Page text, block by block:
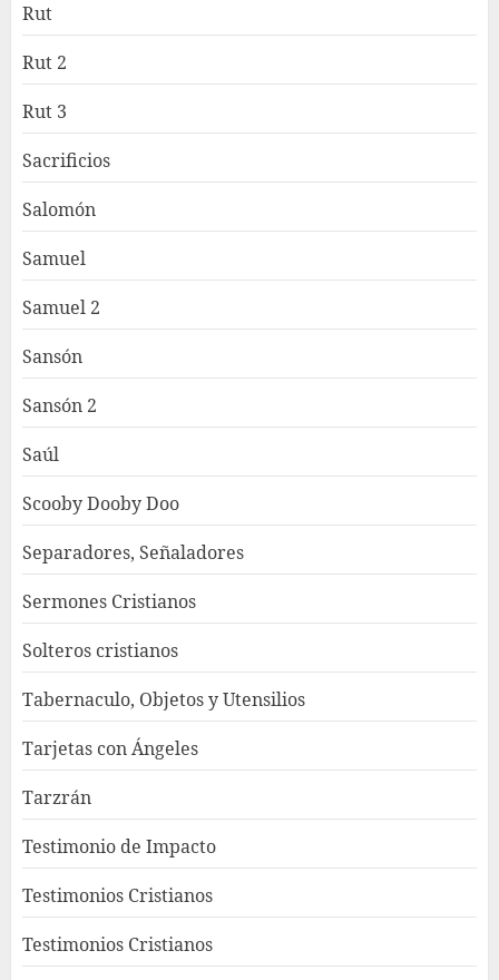
Rut
Rut 2
Rut 3
Sacrificios
Salomón
Samuel
Samuel 2
Sansón
Sansón 2
Saúl
Scooby Dooby Doo
Separadores, Señaladores
Sermones Cristianos
Solteros cristianos
Tabernaculo, Objetos y Utensilios
Tarjetas con Ángeles
Tarzrán
Testimonio de Impacto
Testimonios Cristianos
Testimonios Cristianos